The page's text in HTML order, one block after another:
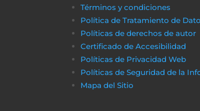
Términos y condiciones
Política de Tratamiento de
Políticas de derechos de autor
Certificado de Accesibilidad
Políticas de Privacidad Web
Políticas de Seguridad de la
Mapa del Sitio